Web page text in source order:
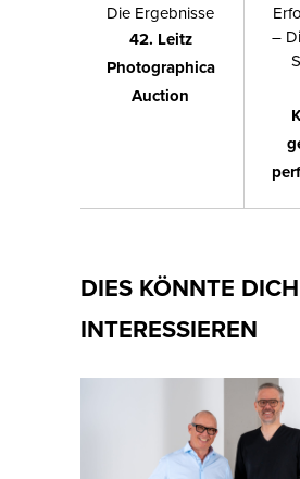
Die Ergebnisse
42. Leitz
Photographica
Auction
–
DIES KÖNNTE
INTERESSIEREN